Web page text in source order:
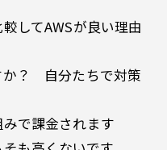
してAWSが良い理由
か？ 自分たちで対策
で課金されます